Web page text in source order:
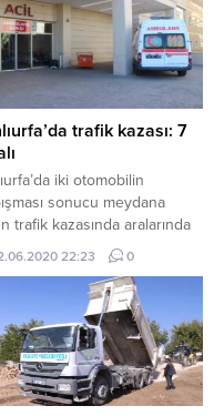
trafik kazası: 7
iki otomobilin
sonucu meydana
trafik kazasında aralarında
da bulunduğu 7 kişi
22:23 0